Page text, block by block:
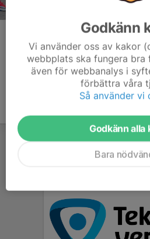
Godkänn
Vi använder oss av kakor
webbplats ska fungera bra
även för webbanalys i
förbättra våra
Så använder vi
Godkänn alla
Bara